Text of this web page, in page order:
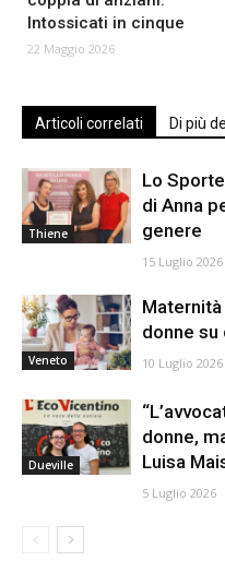
Intossicati in cinque
22 Maggio 2026
Articoli correlati Di più
Thiene
Lo
di Anna
genere
15 Luglio 2026
Veneto
donne
10 Luglio 2026
Dueville
donne,
Luisa
5 Luglio 2026